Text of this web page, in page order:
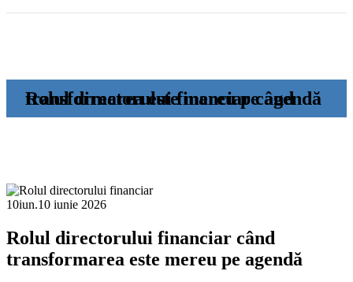
Rolul directorului financiar când transformarea este mereu pe agendă
10iun.10 iunie 2026
Rolul directorului financiar când
transformarea este mereu pe agendă